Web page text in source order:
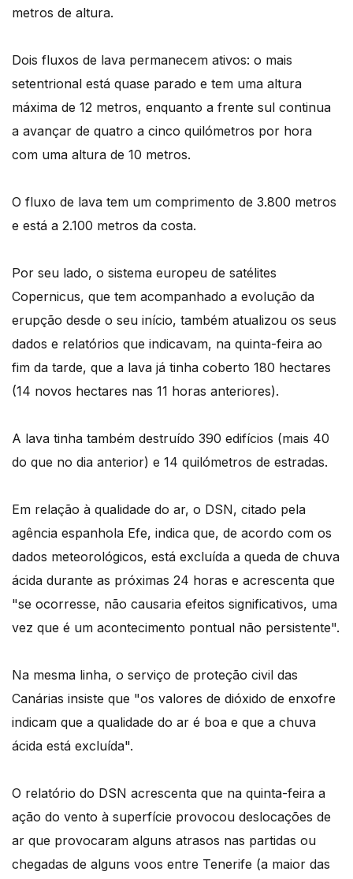
metros de altura.
Dois fluxos de lava permanecem ativos: o mais
setentrional está quase parado e tem uma altura
máxima de 12 metros, enquanto a frente sul continua
a avançar de quatro a cinco quilómetros por hora
com uma altura de 10 metros.
O fluxo de lava tem um comprimento de 3.800 metros
e está a 2.100 metros da costa.
Por seu lado, o sistema europeu de satélites
Copernicus, que tem acompanhado a evolução da
erupção desde o seu início, também atualizou os seus
dados e relatórios que indicavam, na quinta-feira ao
fim da tarde, que a lava já tinha coberto 180 hectares
(14 novos hectares nas 11 horas anteriores).
A lava tinha também destruído 390 edifícios (mais 40
do que no dia anterior) e 14 quilómetros de estradas.
Em relação à qualidade do ar, o DSN, citado pela
agência espanhola Efe, indica que, de acordo com os
dados meteorológicos, está excluída a queda de chuva
ácida durante as próximas 24 horas e acrescenta que
"se ocorresse, não causaria efeitos significativos, uma
vez que é um acontecimento pontual não persistente".
Na mesma linha, o serviço de proteção civil das
Canárias insiste que "os valores de dióxido de enxofre
indicam que a qualidade do ar é boa e que a chuva
ácida está excluída".
O relatório do DSN acrescenta que na quinta-feira a
ação do vento à superfície provocou deslocações de
ar que provocaram alguns atrasos nas partidas ou
chegadas de alguns voos entre Tenerife (a maior das